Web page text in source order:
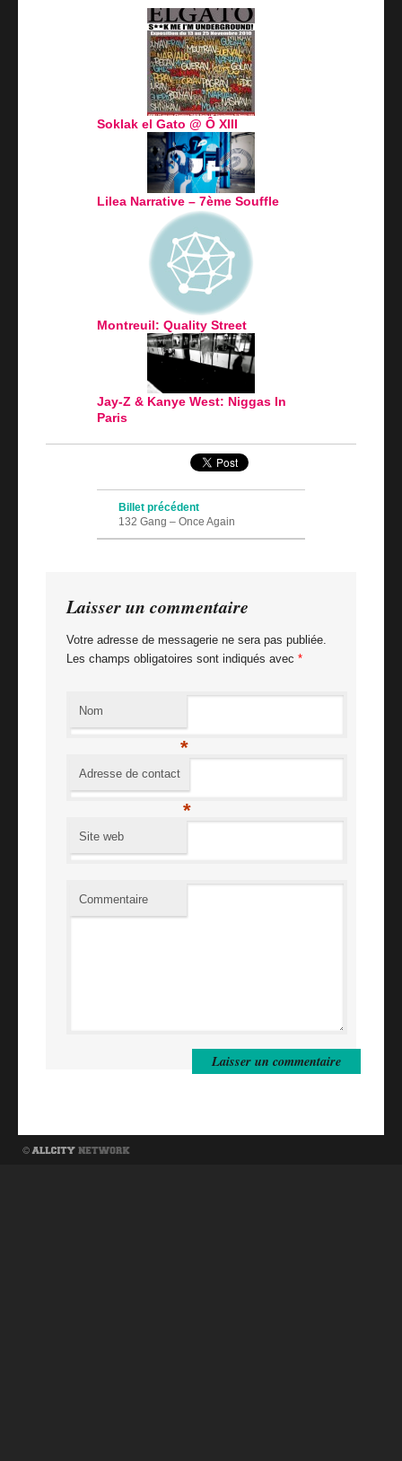
Soklak el Gato @ Ô XIII
Lilea Narrative – 7ème Souffle
Montreuil: Quality Street
Jay-Z & Kanye West: Niggas In
Paris
Billet précédent
132 Gang – Once Again
Laisser un commentaire
Votre adresse de messagerie ne sera pas publiée.
Les champs obligatoires sont indiqués avec *
Nom
*
Adresse de contact
*
Site web
Commentaire